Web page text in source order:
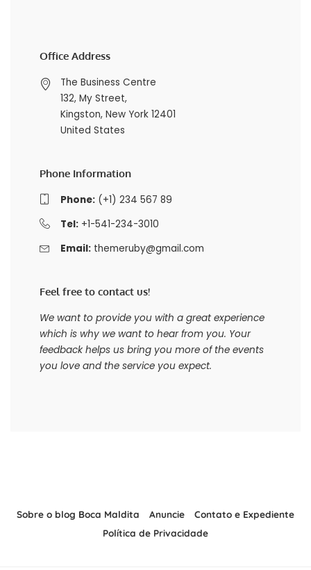
Office Address
The Business Centre
132, My Street,
Kingston, New York 12401
United States
Phone Information
Phone:(+1) 234 567 89
Tel:+1-541-234-3010
Email: themeruby@gmail.com
Feel free to contact us!
We want to provide you with a great experience
which is why we want to hear from you. Your
feedback helps us bring you more of the events
you love and the service you expect.
Sobre o blog Boca Maldita Anuncie
Contato e Expediente
Política de Privacidade